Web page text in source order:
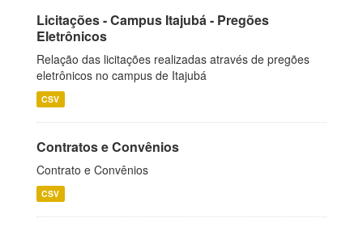
Licitações - Campus Itajubá - Pregões
Eletrônicos
Relação das licitações realizadas através de pregões
eletrônicos no campus de Itajubá
CSV
Contratos e Convênios
Contrato e Convênios
CSV